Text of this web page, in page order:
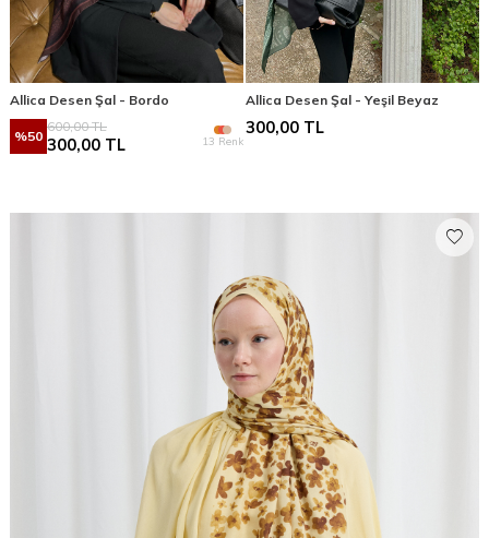
Allica Desen Şal - Bordo
%50
600,00TL
300,00 TL 13 Renk
Allica Desen Şal - Yeşil Beyaz
300,00 TL